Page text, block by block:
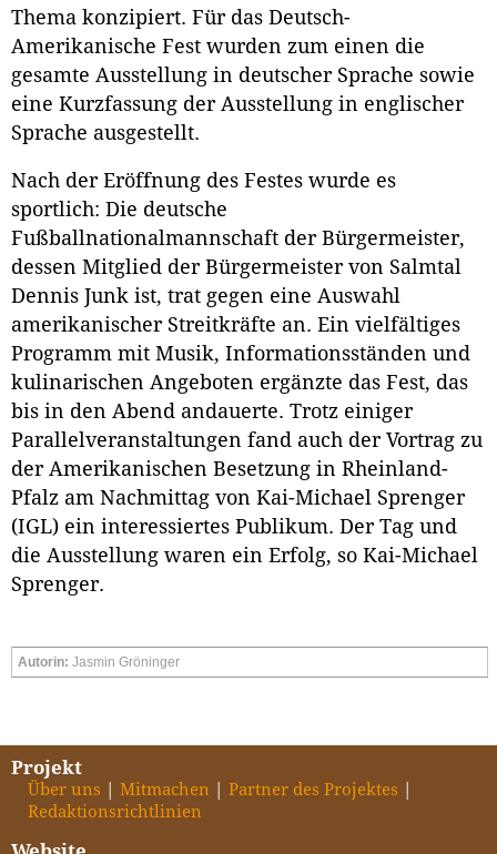
Thema konzipiert. Für das Deutsch-
Amerikanische Fest wurden zum einen die
gesamte Ausstellung in deutscher Sprache sowie
eine Kurzfassung der Ausstellung in englischer
Sprache ausgestellt.
Nach der Eröffnung des Festes wurde es
sportlich: Die deutsche
Fußballnationalmannschaft der Bürgermeister,
dessen Mitglied der Bürgermeister von Salmtal
Dennis Junk ist, trat gegen eine Auswahl
amerikanischer Streitkräfte an. Ein vielfältiges
Programm mit Musik, Informationsständen und
kulinarischen Angeboten ergänzte das Fest, das
bis in den Abend andauerte. Trotz einiger
Parallelveranstaltungen fand auch der Vortrag zu
der Amerikanischen Besetzung in Rheinland-
Pfalz am Nachmittag von Kai-Michael Sprenger
(IGL) ein interessiertes Publikum. Der Tag und
die Ausstellung waren ein Erfolg, so Kai-Michael
Sprenger.
Autorin: Jasmin Gröninger
Projekt
Über uns Mitmachen
Partner des Projektes
Redaktionsrichtlinien